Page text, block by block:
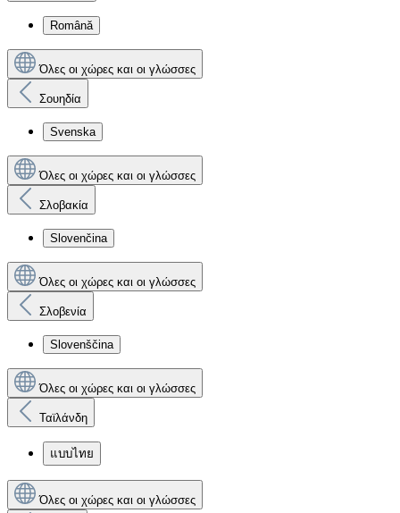
Română
Όλες οι χώρες και οι γλώσσες
Σουηδία
Svenska
Όλες οι χώρες και οι γλώσσες
Σλοβακία
Slovenčina
Όλες οι χώρες και οι γλώσσες
Σλοβενία
Slovenščina
Όλες οι χώρες και οι γλώσσες
Ταϊλάνδη
แบบไทย
Όλες οι χώρες και οι γλώσσες